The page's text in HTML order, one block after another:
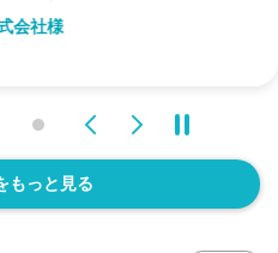
社様
Previous
もっと見る